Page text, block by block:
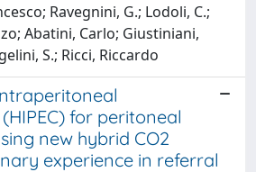
Ravegnini, G.; Lodoli, C.;
Abatini, Carlo; Giustiniani,
S.; Ricci, Riccardo
for peritoneal
new hybrid CO2
experience in referral